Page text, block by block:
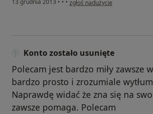
13 grudnia 2013 • • • zgłoś nadużycie
Konto zostało usunięte
Polecam jest bardzo miły zawsze
bardzo prosto i zrozumiale
Naprawdę widać że zna się na
zawsze pomaga. Polecam